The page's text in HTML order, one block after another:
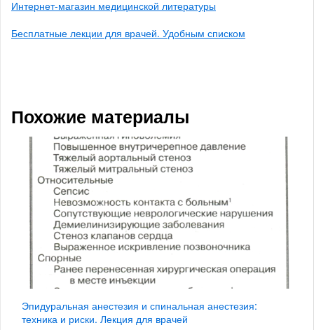
Интернет-магазин медицинской литературы
Бесплатные лекции для врачей. Удобным списком
Похожие материалы
Эпидуральная анестезия и спинальная анестезия:
техника и риски. Лекция для врачей